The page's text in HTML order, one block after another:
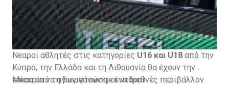
Νεαροί αθλητές στις κατηγορίες U16 και U18 από την
Κύπρο, την Ελλάδα και τη Λιθουανία θα έχουν την
ευκαιρία να αγωνιστούν σε ένα διεθνές περιβάλλον
Μέσα από τη διοργάνωση, οι νεαροί